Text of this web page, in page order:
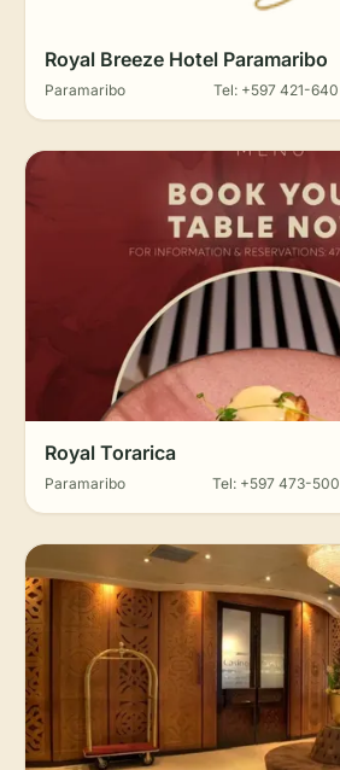
Royal Breeze Hotel Paramaribo
Paramaribo Tel: +597 421-640
Royal Torarica
Paramaribo Tel: +597 473-500